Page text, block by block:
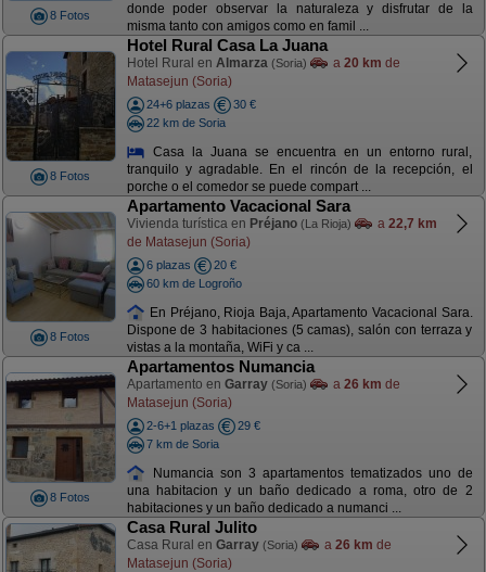
8 Fotos
donde poder observar la naturaleza y disfrutar de la
misma tanto con amigos como en famil ...
8 Fotos
Hotel Rural Casa La Juana
Hotel Rural en Almarza (Soria) a 20 km de
Matasejun (Soria)
24+6 plazas
30 €
22 km de Soria
Casa la Juana se encuentra en un entorno rural,
tranquilo y agradable. En el rincón de la recepción, el
porche o el comedor se puede compart ...
8 Fotos
Apartamento Vacacional Sara
Vivienda turística en Préjano (La Rioja) a 22,7 km
de Matasejun (Soria)
6 plazas
20 €
60 km de Logroño
En Préjano, Rioja Baja, Apartamento Vacacional Sara.
Dispone de 3 habitaciones (5 camas), salón con terraza y
vistas a la montaña, WiFi y ca ...
8 Fotos
Apartamentos Numancia
Apartamento en Garray (Soria) a 26 km de
Matasejun (Soria)
2-6+1 plazas
29 €
7 km de Soria
Numancia son 3 apartamentos tematizados uno de
una habitacion y un baño dedicado a roma, otro de 2
habitaciones y un baño dedicado a numanci ...
Casa Rural Julito
Casa Rural en Garray (Soria) a 26 km de
Matasejun (Soria)